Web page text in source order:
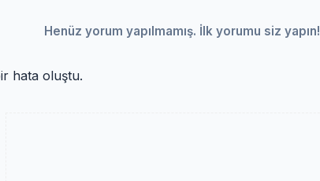
Henüz yorum yapılmamış. İlk yorumu siz yapın!
hata oluştu.